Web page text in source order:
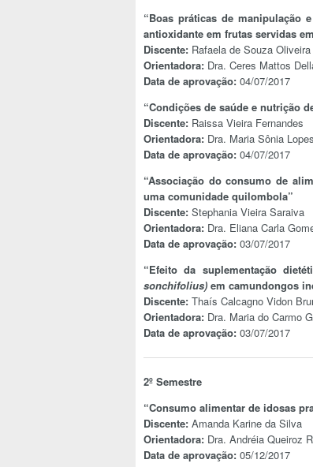
“Boas práticas de manipulação
antioxidante em frutas servidas
Discente: Rafaela de Souza Oliveira
Orientadora: Dra. Ceres Mattos
Data de aprovação: 04/07/2017
“Condições de saúde e nutrição
Discente: Raissa Vieira Fernandes
Orientadora: Dra. Maria Sônia
Data de aprovação: 04/07/2017
“Associação do consumo de
uma comunidade quilombola”
Discente: Stephania Vieira Saraiva
Orientadora: Dra. Eliana Carla
Data de aprovação: 03/07/2017
“Efeito da suplementação
sonchifolius) em camundongos
Discente: Thaís Calcagno Vidon
Orientadora: Dra. Maria do Carmo
Data de aprovação: 03/07/2017
2º Semestre
“Consumo alimentar de idosas
Discente: Amanda Karine da Silva
Orientadora: Dra. Andréia Queiroz
Data de aprovação: 05/12/2017